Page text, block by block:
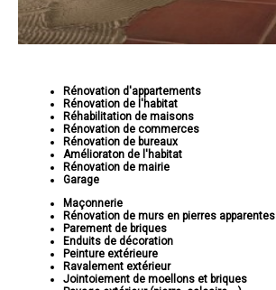
Rénovation d'appartements
Rénovation de l'habitat
Réhabilitation de maisons
Rénovation de commerces
Rénovation de bureaux
Amélioraton de l'habitat
Rénovation de mairie
Garage
Maçonnerie
Rénovation de murs en pierres apparentes
Parement de briques
Enduits de décoration
Peinture extérieure
Ravalement extérieur
Jointoiement de moellons et briques